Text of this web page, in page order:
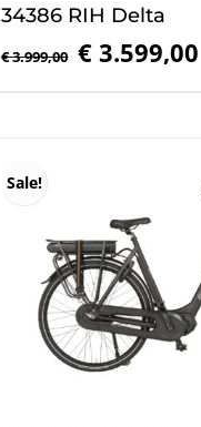
34386 RIH Delta
€3.999,00
Oorspronkelijke
€ 3.599,00
Sale!